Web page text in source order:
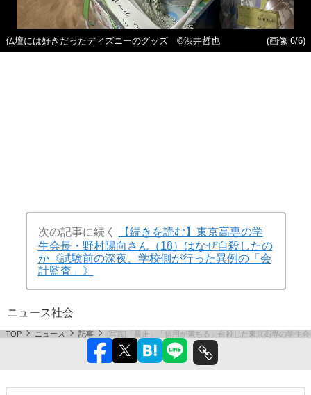
仏壇には好きだったディズニーのグッズ ©渋井哲也 (画像 6/6)
次の記事に続く
【続きを読む】東京高専の学
生会長・野村陽向さん（18）はなぜ自殺したの
か《試験前の深夜、学校側が行った異例の「会
計監査」》
ニュース社会
TOP ニュース 記事 [写真]「暴走」「信用が落ちる」自殺した東京高専の学生